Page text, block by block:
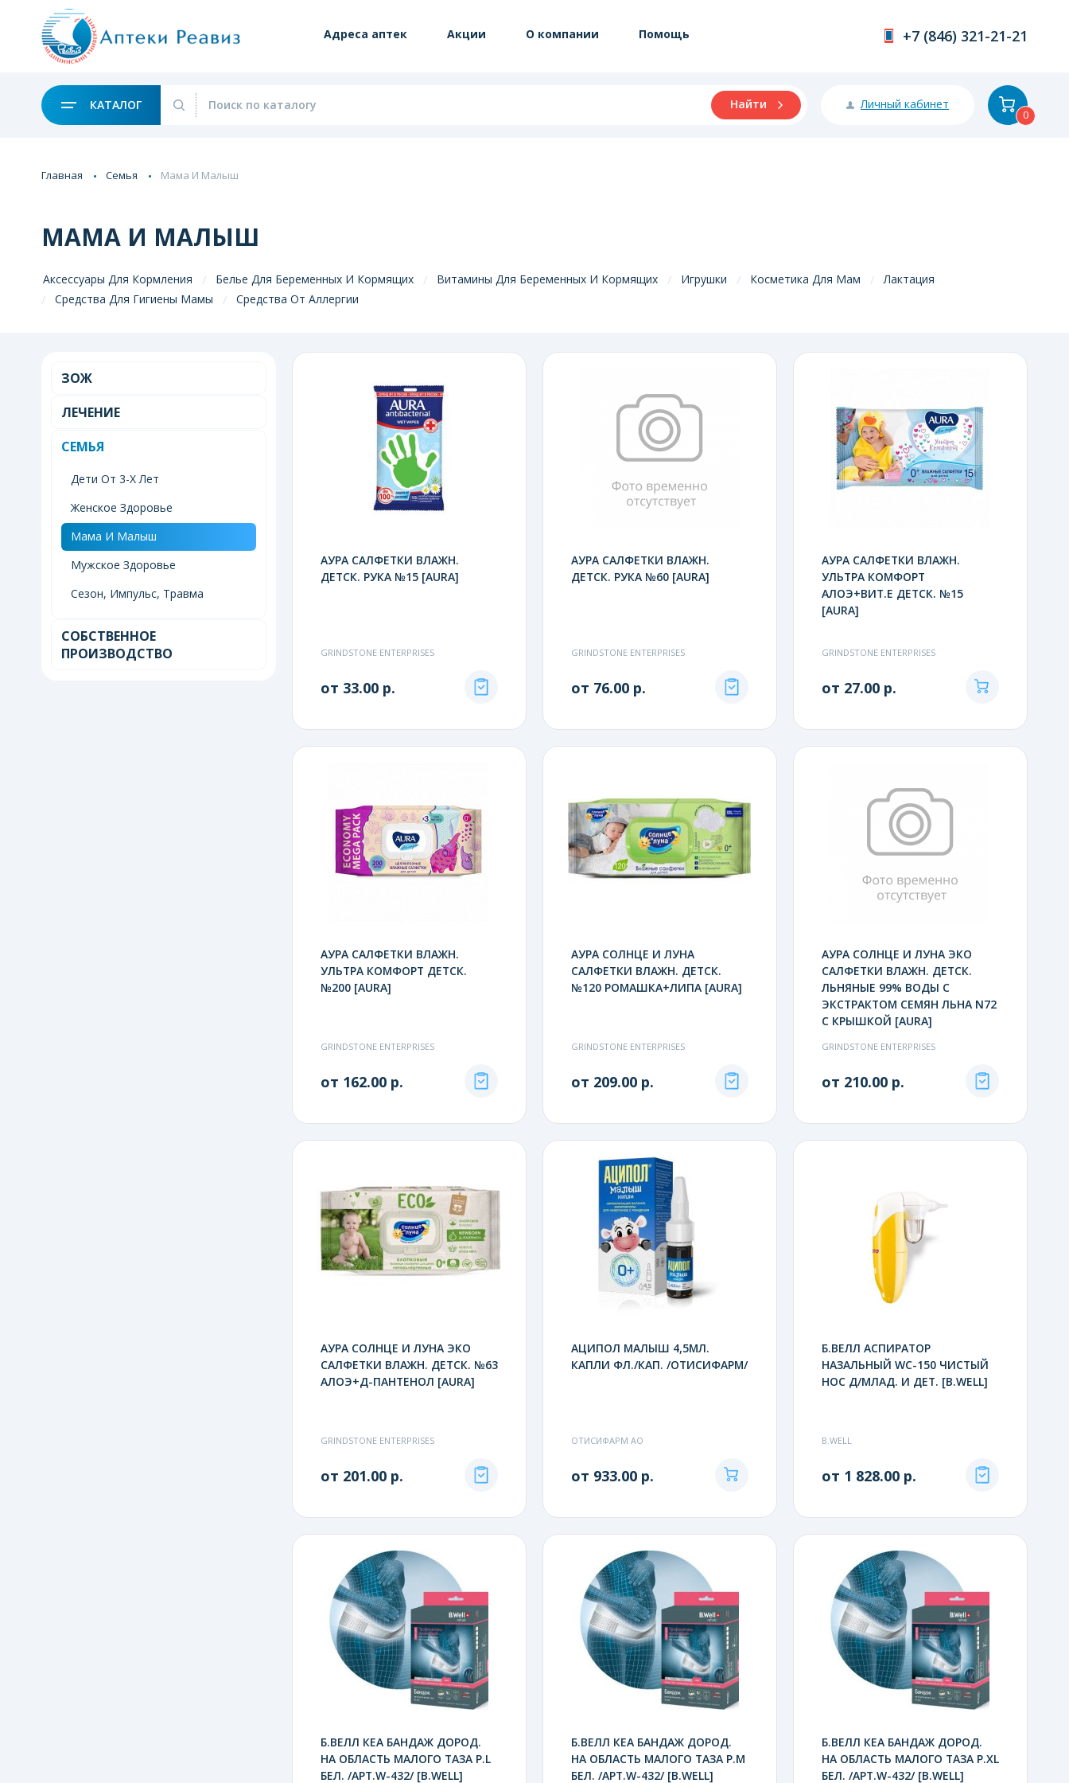
Адреса аптек Акции О компании Помощь +7 (846) 321-21-21
КАТАЛОГ Найти Личный кабинет
0
Главная Семья Мама И Малыш
МАМА И МАЛЫШ
Аксессуары Для Кормления Белье Для Беременных И Кормящих Витамины Для Беременных И Кормящих Игрушки Косметика Для Мам
Лактация
Средства Для Гигиены Мамы
Средства От Аллергии
ЗОЖ
ЛЕЧЕНИЕ
СЕМЬЯ
Дети От 3-Х Лет
Женское Здоровье
Мама И Малыш
Мужское Здоровье
Сезон, Импульс, Травма
СОБСТВЕННОЕ
ПРОИЗВОДСТВО
АУРА САЛФЕТКИ ВЛАЖН.
ДЕТСК. РУКА №15 [AURA]
GRINDSTONE ENTERPRISES
от 33.00 р.
АУРА САЛФЕТКИ ВЛАЖН.
ДЕТСК. РУКА №60 [AURA]
GRINDSTONE ENTERPRISES
от 76.00 р.
АУРА САЛФЕТКИ ВЛАЖН.
УЛЬТРА КОМФОРТ
АЛОЭ+ВИТ.Е ДЕТСК. №15
[AURA]
GRINDSTONE ENTERPRISES
от 27.00 р.
АУРА САЛФЕТКИ ВЛАЖН.
УЛЬТРА КОМФОРТ ДЕТСК.
№200 [AURA]
GRINDSTONE ENTERPRISES
от 162.00 р.
АУРА СОЛНЦЕ И ЛУНА
САЛФЕТКИ ВЛАЖН. ДЕТСК.
№120 РОМАШКА+ЛИПА [AURA]
GRINDSTONE ENTERPRISES
от 209.00 р.
АУРА СОЛНЦЕ И ЛУНА ЭКО
САЛФЕТКИ ВЛАЖН. ДЕТСК.
ЛЬНЯНЫЕ 99% ВОДЫ С
ЭКСТРАКТОМ СЕМЯН ЛЬНА N72
С КРЫШКОЙ [AURA]
GRINDSTONE ENTERPRISES
от 210.00 р.
АУРА СОЛНЦЕ И ЛУНА ЭКО
САЛФЕТКИ ВЛАЖН. ДЕТСК. №63
АЛОЭ+Д-ПАНТЕНОЛ [AURA]
GRINDSTONE ENTERPRISES
от 201.00 р.
АЦИПОЛ МАЛЫШ 4,5МЛ.
КАПЛИ ФЛ./КАП. /ОТИСИФАРМ/
ОТИСИФАРМ АО
от 933.00 р.
Б.ВЕЛЛ АСПИРАТОР
НАЗАЛЬНЫЙ WC-150 ЧИСТЫЙ
НОС Д/МЛАД. И ДЕТ. [B.WELL]
B.WELL
от 1 828.00 р.
Б.ВЕЛЛ КЕА БАНДАЖ ДОРОД.
НА ОБЛАСТЬ МАЛОГО ТАЗА Р.L
БЕЛ. /АРТ.W-432/ [B.WELL]
Б.ВЕЛЛ КЕА БАНДАЖ ДОРОД.
НА ОБЛАСТЬ МАЛОГО ТАЗА Р.M
БЕЛ. /АРТ.W-432/ [B.WELL]
Б.ВЕЛЛ КЕА БАНДАЖ ДОРОД.
НА ОБЛАСТЬ МАЛОГО ТАЗА Р.XL
БЕЛ. /АРТ.W-432/ [B.WELL]